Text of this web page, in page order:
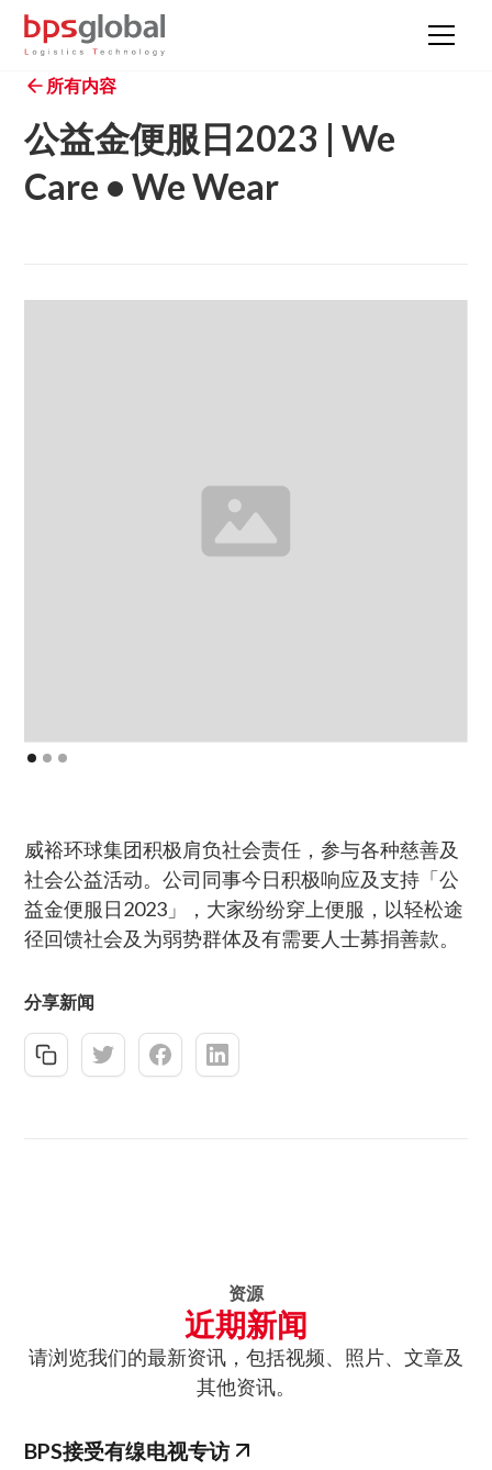
所有内容
公益金便服日2023 | We
Care • We Wear
威裕环球集团积极肩负社会责任，参与各种慈善及
社会公益活动。公司同事今日积极响应及支持「公
益金便服日2023」，大家纷纷穿上便服，以轻松途
径回馈社会及为弱势群体及有需要人士募捐善款。
分享新闻
资源
近期新闻
请浏览我们的最新资讯，包括视频、照片、文章及
其他资讯。
BPS接受有缐电视专访